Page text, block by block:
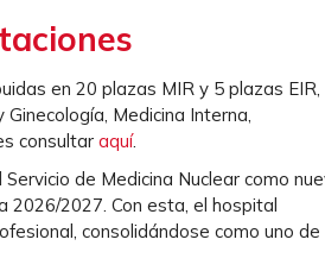
en 20 plazas MIR y 5 plazas EIR,
Medicina Interna,
consultar aquí.
de Medicina Nuclear como
2026/2027. Con esta, el hospital
consolidándose como uno de